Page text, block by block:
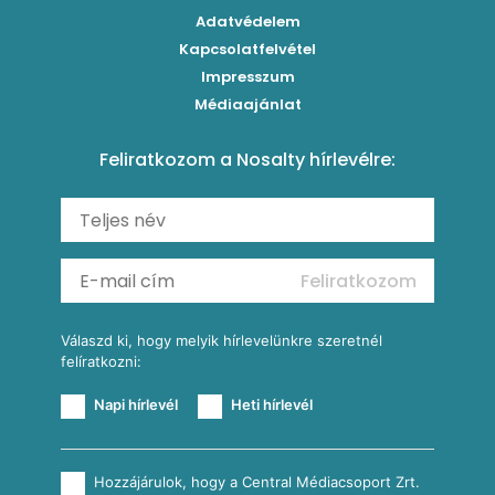
Paradicsomos húsgombóc
Carbonara
Szaftos paprikás csirke
Shakshuka
Ratatouille
Grillezettkukorica-saláta fűszeres garnélanyársakkal
Kukoricás-újhagymás lepény
Mexikói húsleves kukorica salsával
Almás-kéksajtos kukoricasaláta
Köretek
Reggeli receptek
Adatvédelem
Kapcsolatfelvétel
Impresszum
Médiaajánlat
Feliratkozom a Nosalty hírlevélre:
Feliratkozom
Válaszd ki, hogy melyik hírlevelünkre szeretnél
felíratkozni:
Napi hírlevél Heti hírlevél
Hozzájárulok, hogy a Central Médiacsoport Zrt.